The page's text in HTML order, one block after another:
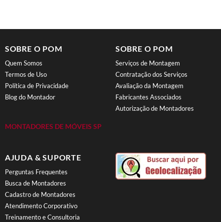
SOBRE O POM
Quem Somos
Termos de Uso
Política de Privacidade
Blog do Montador
MONTADORES DE MÓVEIS SP
SOBRE O POM
Serviços de Montagem
Contratação dos Serviços
Avaliação da Montagem
Fabricantes Associados
Autorização de Montadores
AJUDA & SUPORTE
Perguntas Frequentes
Busca de Montadores
Cadastro de Montadores
Atendimento Corporativo
Treinamento e Consultoria